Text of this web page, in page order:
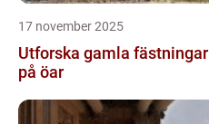
17 november 2025
Utforska gamla fästningar
på öar